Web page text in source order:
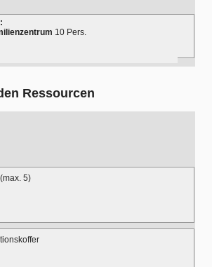
10 Pers.
Ressourcen
5)